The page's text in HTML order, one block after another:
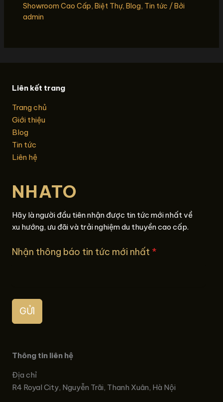
Showroom Cao Cấp, Biệt Thự, Blog, Tin tức / Bởi
admin
Liên kết trang
Trang chủ
Giới thiệu
Blog
Tin tức
Liên hệ
NHATO
Hãy là người đầu tiên nhận được tin tức mới nhất về
xu hướng, ưu đãi và trải nghiệm du thuyền cao cấp.
Nhận thông báo tin tức mới nhất *
GỬI
Thông tin liên hệ
Địa chỉ
R4 Royal City, Nguyễn Trãi, Thanh Xuân, Hà Nội